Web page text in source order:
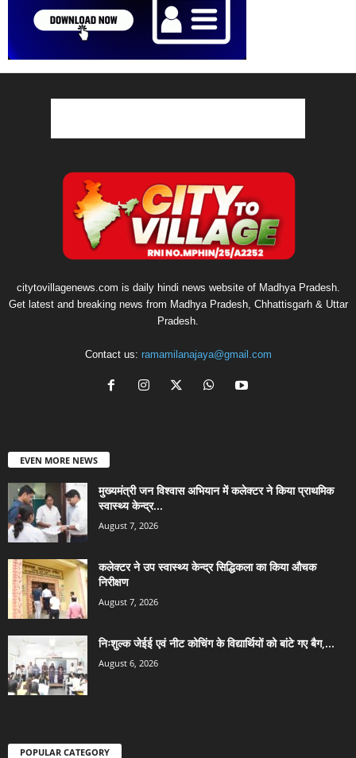
citytovillagenews.com is daily hindi news website of Madhya Pradesh.
Get latest and breaking news from Madhya Pradesh, Chhattisgarh & Uttar
Pradesh.
Contact us: ramamilanajaya@gmail.com
EVEN MORE NEWS
मुख्यमंत्री जन विश्वास अभियान में कलेक्टर ने किया प्राथमिक
स्वास्थ्य केन्द्र...
August 7, 2026
कलेक्टर ने उप स्वास्थ्य केन्द्र सिद्धिकला का किया औचक
निरीक्षण
August 7, 2026
निःशुल्क जेईई एवं नीट कोचिंग के विद्यार्थियों को बांटे गए बैग,...
August 6, 2026
POPULAR CATEGORY